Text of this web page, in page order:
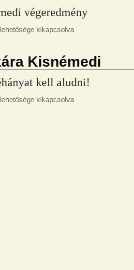
végeredmény
kikapcsolva
Kisnémedi
kell aludni!
kikapcsolva